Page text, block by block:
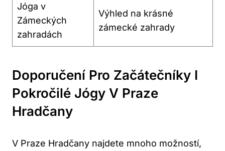
Jóga v
Zámeckých
zahradách
Výhled na krásné
zámecké zahrady
Doporučení Pro Začátečníky I
Pokročilé Jógy V Praze
Hradčany
V Praze Hradčany najdete mnoho možností,